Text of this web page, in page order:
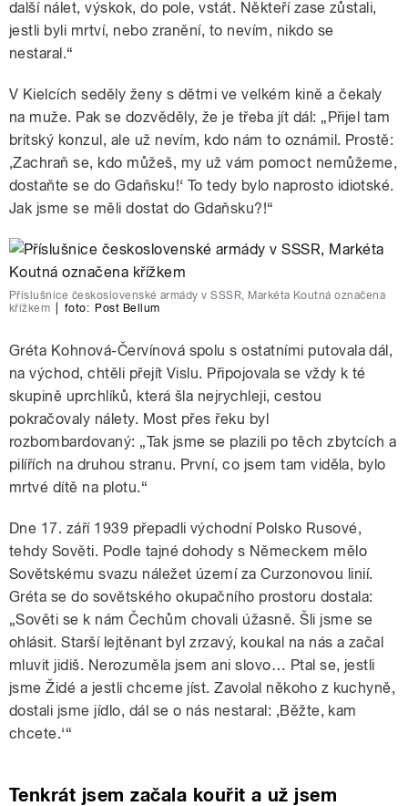
další nálet, výskok, do pole, vstát. Někteří zase zůstali,
jestli byli mrtví, nebo zranění, to nevím, nikdo se
nestaral.“
V Kielcích seděly ženy s dětmi ve velkém kině a čekaly
na muže. Pak se dozvěděly, že je třeba jít dál: „Přijel tam
britský konzul, ale už nevím, kdo nám to oznámil. Prostě:
‚Zachraň se, kdo můžeš, my už vám pomoct nemůžeme,
dostaňte se do Gdaňsku!‘ To tedy bylo naprosto idiotské.
Jak jsme se měli dostat do Gdaňsku?!“
Příslušnice československé armády v SSSR, Markéta Koutná označena
křížkem
foto: Post Bellum
Gréta Kohnová-Červínová spolu s ostatními putovala dál,
na východ, chtěli přejít Vislu. Připojovala se vždy k té
skupině uprchlíků, která šla nejrychleji, cestou
pokračovaly nálety. Most přes řeku byl
rozbombardovaný: „Tak jsme se plazili po těch zbytcích a
pilířích na druhou stranu. První, co jsem tam viděla, bylo
mrtvé dítě na plotu.“
Dne 17. září 1939 přepadli východní Polsko Rusové,
tehdy Sověti. Podle tajné dohody s Německem mělo
Sovětskému svazu náležet území za Curzonovou linií.
Gréta se do sovětského okupačního prostoru dostala:
„Sověti se k nám Čechům chovali úžasně. Šli jsme se
ohlásit. Starší lejtěnant byl zrzavý, koukal na nás a začal
mluvit jidiš. Nerozuměla jsem ani slovo… Ptal se, jestli
jsme Židé a jestli chceme jíst. Zavolal někoho z kuchyně,
dostali jsme jídlo, dál se o nás nestaral: ‚Běžte, kam
chcete.‘“
Tenkrát jsem začala kouřit a už jsem